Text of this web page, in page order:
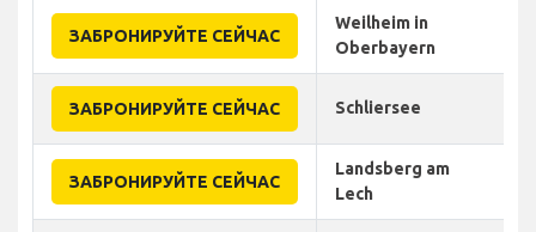
ЗАБРОНИРУЙТЕ СЕЙЧАС
Weilheim in
Oberbayern
ЗАБРОНИРУЙТЕ СЕЙЧАС Schliersee
ЗАБРОНИРУЙТЕ СЕЙЧАС
Landsberg am
Lech